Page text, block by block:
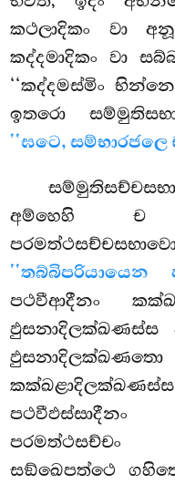
කථලාදිකං වා
කද්දමාදිකං වා
‘‘කද්දමස්මිං
ඉතරො
‘‘ඝටෙ, සම්භාරජලෙ
අම්හෙහි ච
‘‘තබ්බිපරියායෙන
පථවීආදීනං
ඵුසනාදිලක්ඛණස්ස
පරමත්ථසච්චං
සඞ්ඛෙපත්ථෙ